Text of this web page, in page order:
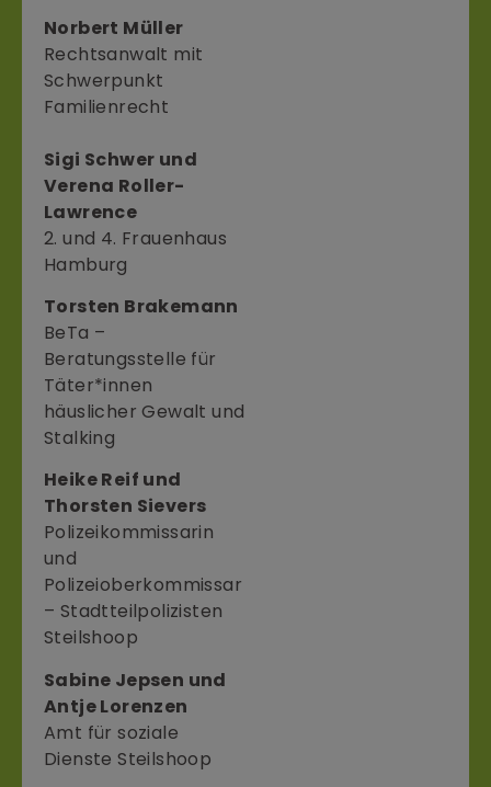
Norbert Müller
Rechtsanwalt mit
Schwerpunkt
Familienrecht
Sigi Schwer und
Verena Roller-
Lawrence
2. und 4. Frauenhaus
Hamburg
Torsten Brakemann
BeTa –
Beratungsstelle für
Täter*innen
häuslicher Gewalt und
Stalking
Heike Reif und
Thorsten Sievers
Polizeikommissarin
und
Polizeioberkommissar
– Stadtteilpolizisten
Steilshoop
Sabine Jepsen und
Antje Lorenzen
Amt für soziale
Dienste Steilshoop